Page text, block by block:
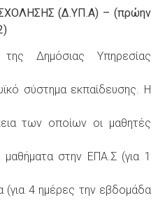
(Δ.ΥΠ.Α) – (πρώην
Δημόσιας Υπηρεσίας
σύστημα εκπαίδευσης. Η
των οποίων οι μαθητές
μαθήματα στην ΕΠΑ.Σ (για 1
(για 4 ημέρες την εβδομάδα